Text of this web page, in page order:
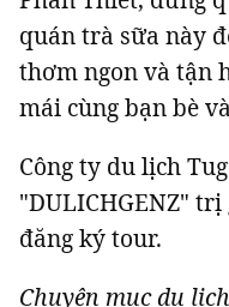
quán trà sữa này
thơm ngon và tận
mái cùng bạn bè
Công ty du lịch
"DULICHGENZ"
đăng ký tour.
Chuyên mục du